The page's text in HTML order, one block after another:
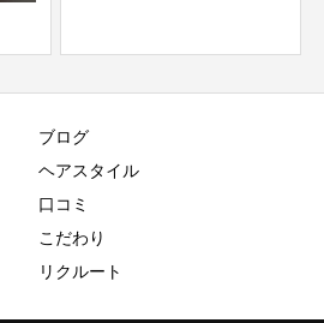
ブログ
ヘアスタイル
口コミ
こだわり
リクルート